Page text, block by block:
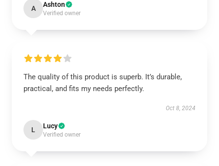
A Ashton
Verified owner
The quality of this product is superb. It’s durable,
practical, and fits my needs perfectly.
Oct 8, 2024
L Lucy
Verified owner